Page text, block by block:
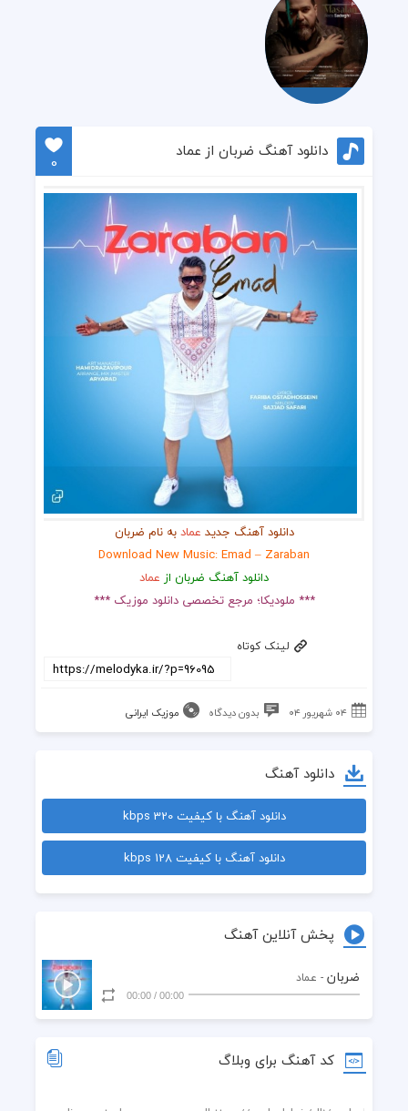
دانلود آهنگ ضربان از عماد
0
دانلود آهنگ جدید عمادبه نام ضربان
Download New Music: Emad – Zaraban
دانلود آهنگ ضربان از عماد
*** ملودیکا؛ مرجع تخصصی دانلود موزیک ***
لینک کوتاه
۰۴ شهریور ۰۴ بدون دیدگاه موزیک ایرانی
دانلود آهنگ
دانلود آهنگ با کیفیت 320 kbps
دانلود آهنگ با کیفیت 128 kbps
پخش آنلاین آهنگ
ضربان - عماد
00:00
/
00:00
کد آهنگ برای وبلاگ